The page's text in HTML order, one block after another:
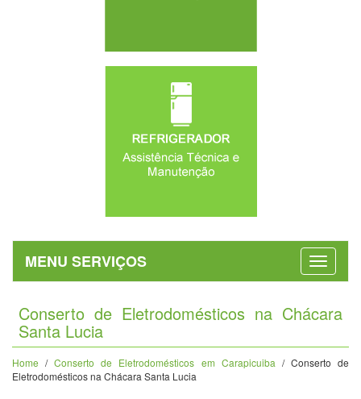
MENU SERVIÇOS
Conserto de Eletrodomésticos na Chácara
Santa Lucia
Home /Conserto de Eletrodomésticos em Carapicuiba / Conserto de
Eletrodomésticos na Chácara Santa Lucia